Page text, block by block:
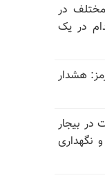
در
دست کم ۲۶ اعدام در یک
هرمز: هشدار
در بیجار
نگهداری